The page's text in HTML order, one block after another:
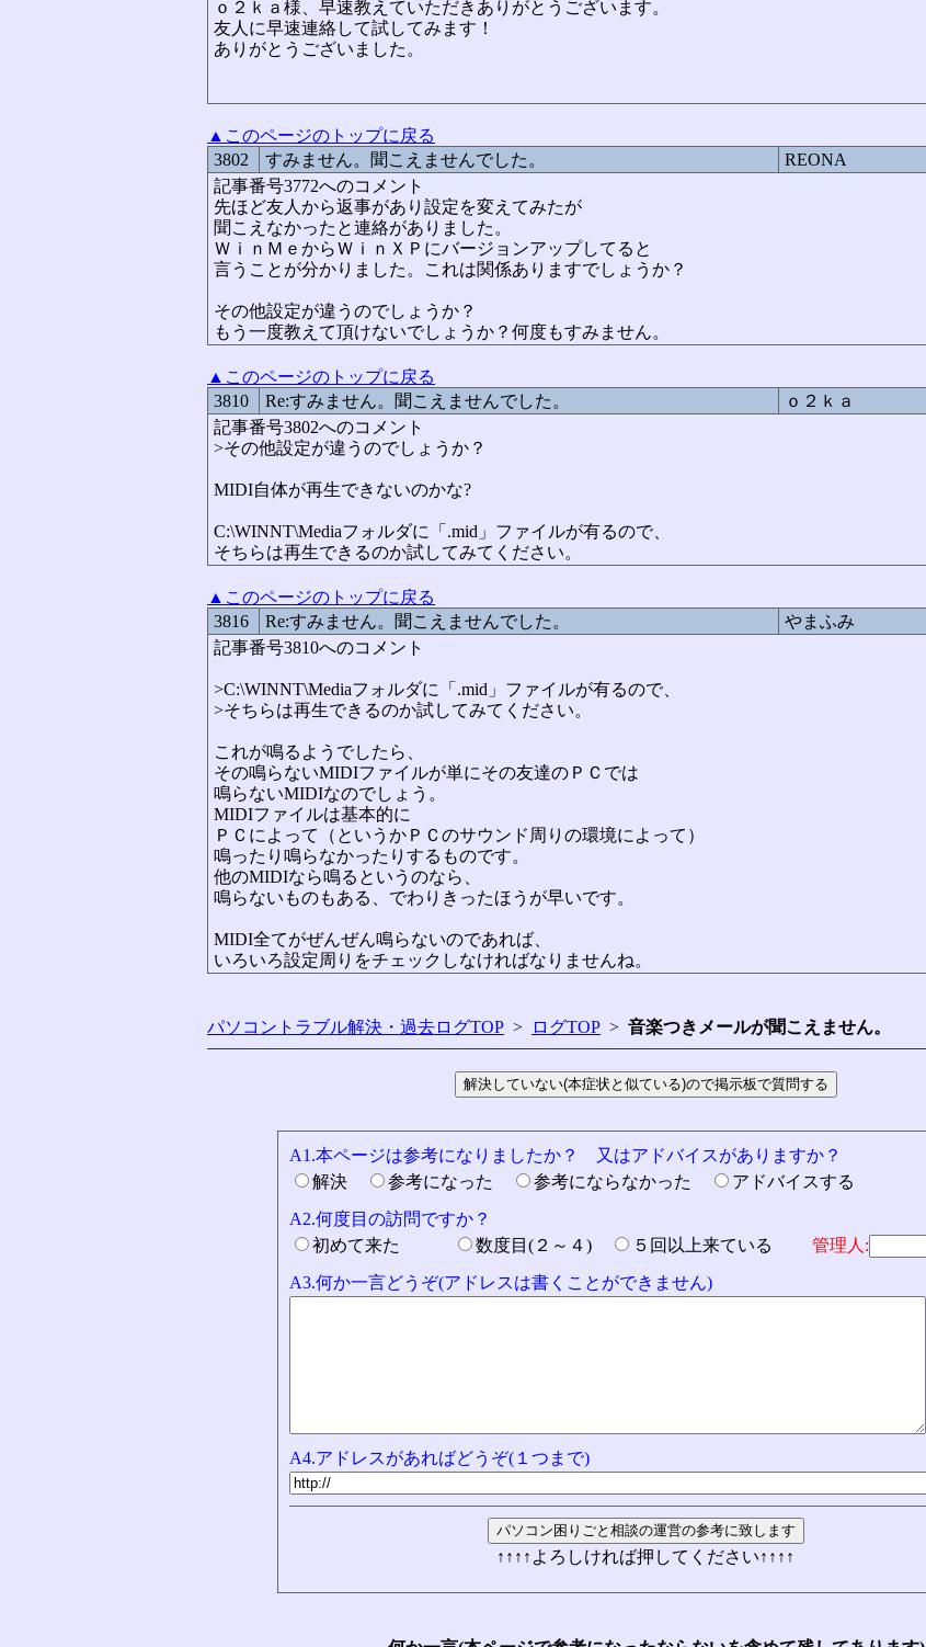
ｏ２ｋａ様、早速教えていただきありがとうございます。
友人に早速連絡して試してみます！
ありがとうございました。
▲このページのトップに戻る
3802
すみません。聞こえませんでした。 REONA
記事番号3772へのコメント
先ほど友人から返事があり設定を変えてみたが
聞こえなかったと連絡がありました。
ＷｉｎＭｅからＷｉｎＸＰにバージョンアップしてると
言うことが分かりました。これは関係ありますでしょうか？
その他設定が違うのでしょうか？
もう一度教えて頂けないでしょうか？何度もすみません。
▲このページのトップに戻る
3810
Re:すみません。聞こえませんでした。 ｏ２ｋａ
記事番号3802へのコメント
>その他設定が違うのでしょうか？
MIDI自体が再生できないのかな?
C:\WINNT\Mediaフォルダに「.mid」ファイルが有るので、
そちらは再生できるのか試してみてください。
▲このページのトップに戻る
3816
Re:すみません。聞こえませんでした。 やまふみ
記事番号3810へのコメント
>C:\WINNT\Mediaフォルダに「.mid」ファイルが有るので、
>そちらは再生できるのか試してみてください。
これが鳴るようでしたら、
その鳴らないMIDIファイルが単にその友達のＰＣでは
鳴らないMIDIなのでしょう。
MIDIファイルは基本的に
ＰＣによって（というかＰＣのサウンド周りの環境によって）
鳴ったり鳴らなかったりするものです。
他のMIDIなら鳴るというのなら、
鳴らないものもある、でわりきったほうが早いです。
MIDI全てがぜんぜん鳴らないのであれば、
いろいろ設定周りをチェックしなければなりませんね。
パソコントラブル解決・過去ログTOP > ログTOP > 音楽つきメールが聞こえません。
A1.本ページは参考になりましたか？ 又はアドバイスがありますか？
解決
参考になった 参考にならなかった
アドバイスする
A2.何度目の訪問ですか？
初めて来た
数度目(２～４) ５回以上来ている 管理人:
A3.何か一言どうぞ(アドレスは書くことができません)
A4.アドレスがあればどうぞ(１つまで)
↑↑↑↑よろしければ押してください↑↑↑↑